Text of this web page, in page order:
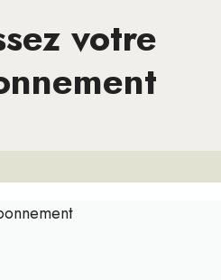
votre